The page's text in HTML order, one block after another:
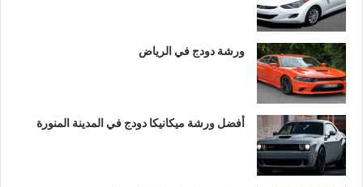
ورشة دودج في الرياض
أفضل ورشة ميكانيكا دودج في المدينة المنورة